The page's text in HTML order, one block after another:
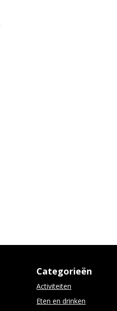
Categorieën
Activiteiten
Eten en drinken